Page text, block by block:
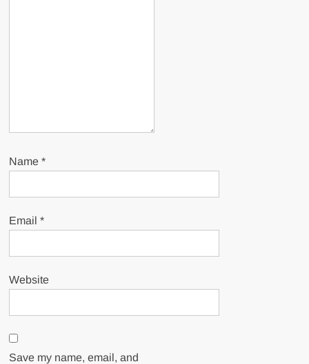
Name*
Email*
Website
Save my name, email, and